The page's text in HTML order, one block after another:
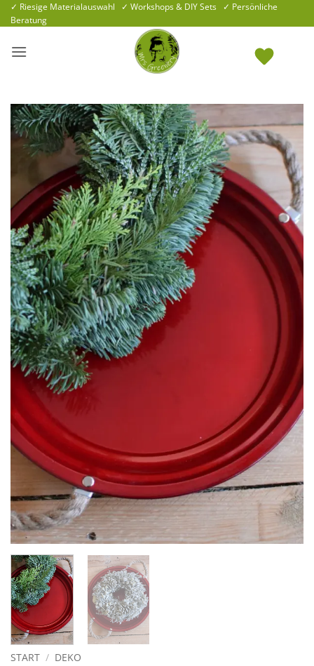
Zum
Inhalt
✓ Riesige Materialauswahl ✓ Workshops & DIY Sets ✓ Persönliche
Beratung
START / DEKO